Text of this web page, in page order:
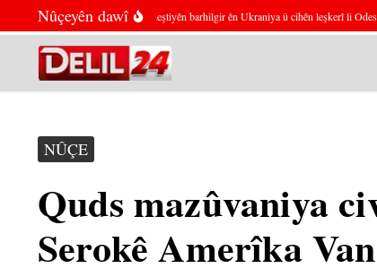
Skip to content
Nûçeyên dawî
Rûsya ragihand ku keştiyên barhilgir ên Ukraniya û cihên leşkerî li Odessa
NÛÇE
Quds mazûvaniya
Serokê Amerîka